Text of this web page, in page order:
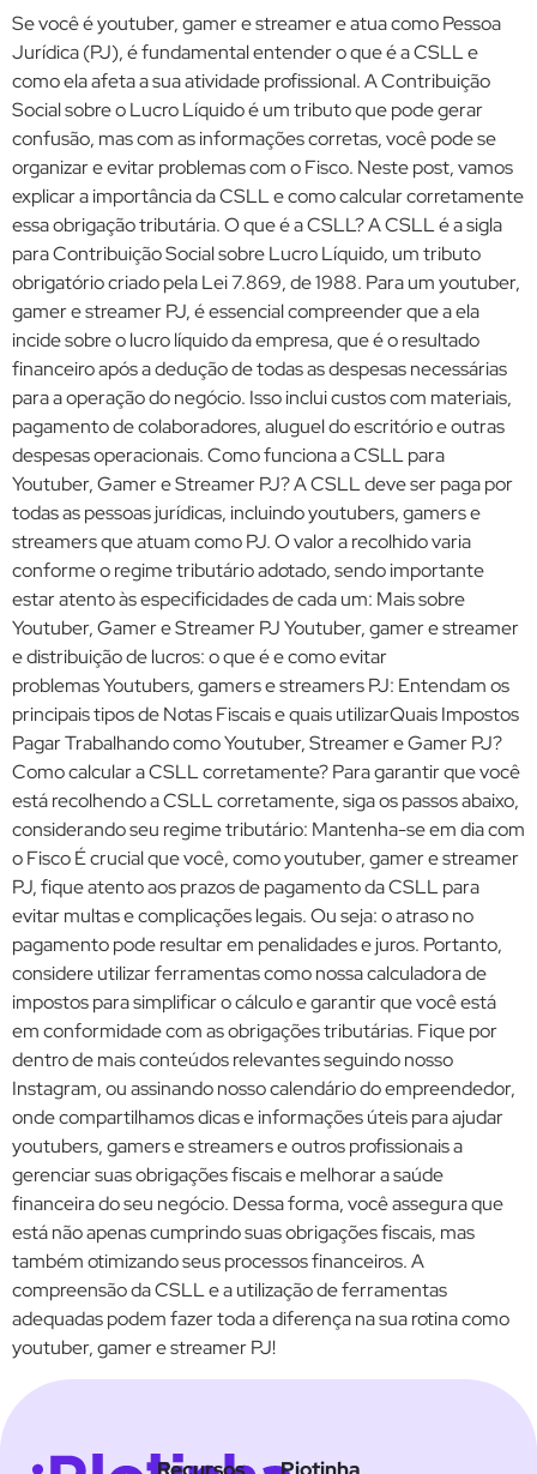
Se você é youtuber, gamer e streamer e atua como Pessoa
Jurídica (PJ), é fundamental entender o que é a CSLL e
como ela afeta a sua atividade profissional. A Contribuição
Social sobre o Lucro Líquido é um tributo que pode gerar
confusão, mas com as informações corretas, você pode se
organizar e evitar problemas com o Fisco. Neste post, vamos
explicar a importância da CSLL e como calcular corretamente
essa obrigação tributária. O que é a CSLL? A CSLL é a sigla
para Contribuição Social sobre Lucro Líquido, um tributo
obrigatório criado pela Lei 7.869, de 1988. Para um youtuber,
gamer e streamer PJ, é essencial compreender que a ela
incide sobre o lucro líquido da empresa, que é o resultado
financeiro após a dedução de todas as despesas necessárias
para a operação do negócio. Isso inclui custos com materiais,
pagamento de colaboradores, aluguel do escritório e outras
despesas operacionais. Como funciona a CSLL para
Youtuber, Gamer e Streamer PJ? A CSLL deve ser paga por
todas as pessoas jurídicas, incluindo youtubers, gamers e
streamers que atuam como PJ. O valor a recolhido varia
conforme o regime tributário adotado, sendo importante
estar atento às especificidades de cada um: Mais sobre
Youtuber, Gamer e Streamer PJ Youtuber, gamer e streamer
e distribuição de lucros: o que é e como evitar
problemas Youtubers, gamers e streamers PJ: Entendam os
principais tipos de Notas Fiscais e quais utilizarQuais Impostos
Pagar Trabalhando como Youtuber, Streamer e Gamer PJ?
Como calcular a CSLL corretamente? Para garantir que você
está recolhendo a CSLL corretamente, siga os passos abaixo,
considerando seu regime tributário: Mantenha-se em dia com
o Fisco É crucial que você, como youtuber, gamer e streamer
PJ, fique atento aos prazos de pagamento da CSLL para
evitar multas e complicações legais. Ou seja: o atraso no
pagamento pode resultar em penalidades e juros. Portanto,
considere utilizar ferramentas como nossa calculadora de
impostos para simplificar o cálculo e garantir que você está
em conformidade com as obrigações tributárias. Fique por
dentro de mais conteúdos relevantes seguindo nosso
Instagram, ou assinando nosso calendário do empreendedor,
onde compartilhamos dicas e informações úteis para ajudar
youtubers, gamers e streamers e outros profissionais a
gerenciar suas obrigações fiscais e melhorar a saúde
financeira do seu negócio. Dessa forma, você assegura que
está não apenas cumprindo suas obrigações fiscais, mas
também otimizando seus processos financeiros. A
compreensão da CSLL e a utilização de ferramentas
adequadas podem fazer toda a diferença na sua rotina como
youtuber, gamer e streamer PJ!